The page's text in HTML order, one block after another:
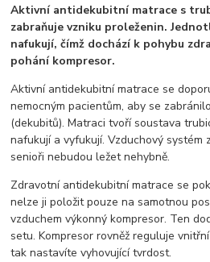
Aktivní antidekubitní matrace s
zabraňuje vzniku proleženin.
nafukují, čímž dochází k pohybu
pohání kompresor.
Aktivní antidekubitní matrace se
nemocným pacientům, aby se
(dekubitů). Matraci tvoří soustava
nafukují a vyfukují. Vzduchový systém
senioři nebudou ležet nehybně.
Zdravotní antidekubitní matrace se
nelze ji položit pouze na samotnou
vzduchem výkonný kompresor. Ten
setu. Kompresor rovněž reguluje
tak nastavíte vyhovující tvrdost.